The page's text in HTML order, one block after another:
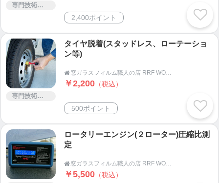
御見積りやサービス内容をご確認いただき、ご検
御見積り無料地域ではこの時点でキャンセルを頂
いても料金は発生しません。
↓
④ 作業日確定
ご契約成立後、作業日を決めます。
作業日はお客様のご都合に出来るだけあわせま
材料の準備があるので作業日から1週間前以上前に
ご発注をお願い致します。
↓
⑤ 作業当日
ガラス付近(1m程)の物品で移動できるものは事前
にお客様で移動をお願いします。
専門技術サービス
2,400ポイント
専門技術サービス
タイヤ脱着(スタッドレス、ローテーショ
ン等)
 窓ガラスフィルム職人の店 RRF WORKS
￥2,200 （税込）
500ポイント
ロータリーエンジン(２ローター)圧縮比測
定
 窓ガラスフィルム職人の店 RRF WORKS
￥5,500 （税込）